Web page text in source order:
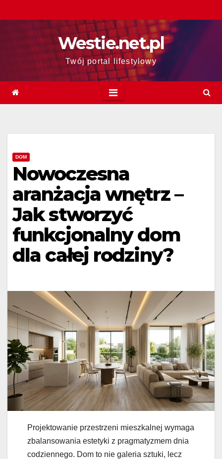
to
Westie.net.pl
Twój portal lifestylowy
DOM
Nowoczesna
aranżacja wnętrz –
Jak stworzyć
funkcjonalny dom
dla całej rodziny?
Projektowanie przestrzeni mieszkalnej wymaga
zbalansowania estetyki z pragmatyzmem dnia
codziennego. Dom to nie galeria sztuki, lecz